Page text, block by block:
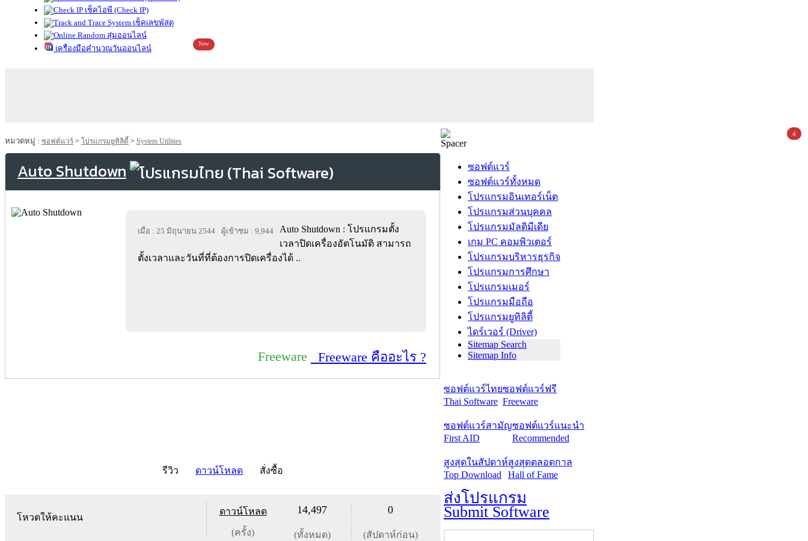
เช็คไอพี (Check IP)
เช็คเลขพัสดุ
สุ่มออนไลน์
เครื่องมือคำนวณวันออนไลน์
New
หมวดหมู่ : ซอฟต์แวร์ > โปรแกรมยูทิลิตี้ > System Utilities
Auto Shutdown
เมื่อ : 25 มิถุนายน 2544 ผู้เข้าชม : 9,944
Auto Shutdown : โปรแกรมตั้ง
เวลาปิดเครื่องอัตโนมัติ สามารถ
ตั้งเวลาและวันที่ที่ต้องการปิดเครื่องได้ ..
Freeware Freeware คืออะไร ?
รีวิว ดาวน์โหลด สั่งซื้อ
โหวตให้คะแนน
ดาวน์โหลด
(ครั้ง)
14,497
(ทั้งหมด)
0
(สัปดาห์ก่อน)
ซอฟต์แวร์
ซอฟต์แวร์ทั้งหมด
โปรแกรมอินเทอร์เน็ต
โปรแกรมส่วนบุคคล
โปรแกรมมัลติมีเดีย
เกม PC คอมพิวเตอร์
โปรแกรมบริหารธุรกิจ
โปรแกรมการศึกษา
โปรแกรมเมอร์
โปรแกรมมือถือ
โปรแกรมยูทิลิตี้
ไดร์เวอร์ (Driver)
Sitemap Search
Sitemap Info
ซอฟต์แวร์ไทย
Thai Software
ซอฟต์แวร์ฟรี
Freeware
ซอฟต์แวร์สามัญ
First AID
ซอฟต์แวร์แนะนำ
Recommended
สูงสุดในสัปดาห์
Top Download
สูงสุดตลอดกาล
Hall of Fame
ส่งโปรแกรม
Submit Software
4